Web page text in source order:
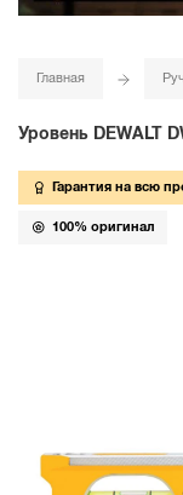
Главная
Уровень DEWALT
Гарантия на всю
100% оригинал